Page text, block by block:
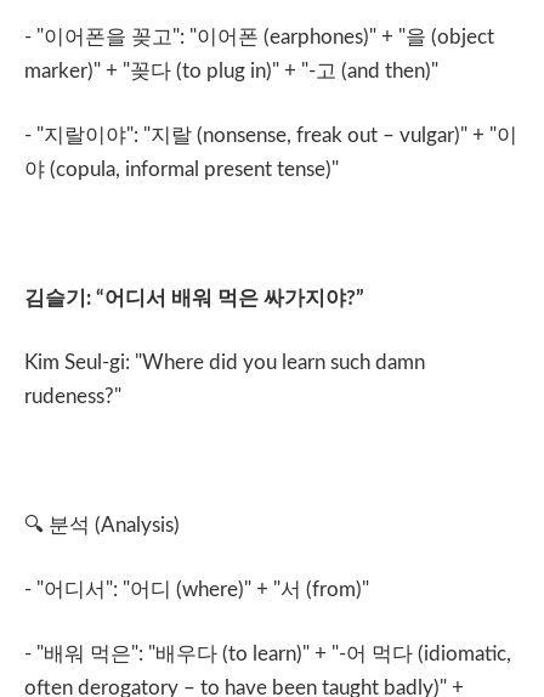
- "이어폰을 꽂고": "이어폰 (earphones)" + "을 (object
marker)" + "꽂다 (to plug in)" + "-고 (and then)"
- "지랄이야": "지랄 (nonsense, freak out – vulgar)" + "이
야 (copula, informal present tense)"
김슬기 : “어디서 배워 먹은 싸가지야?”
Kim Seul-gi: "Where did you learn such damn
rudeness?"
🔍 분석 (Analysis)
- "어디서 ": "어디 (where)" + "서 (from)"
- "배워 먹은": "배우다 (to learn)" + "-어 먹다 (idiomatic,
often derogatory – to have been taught badly)" +